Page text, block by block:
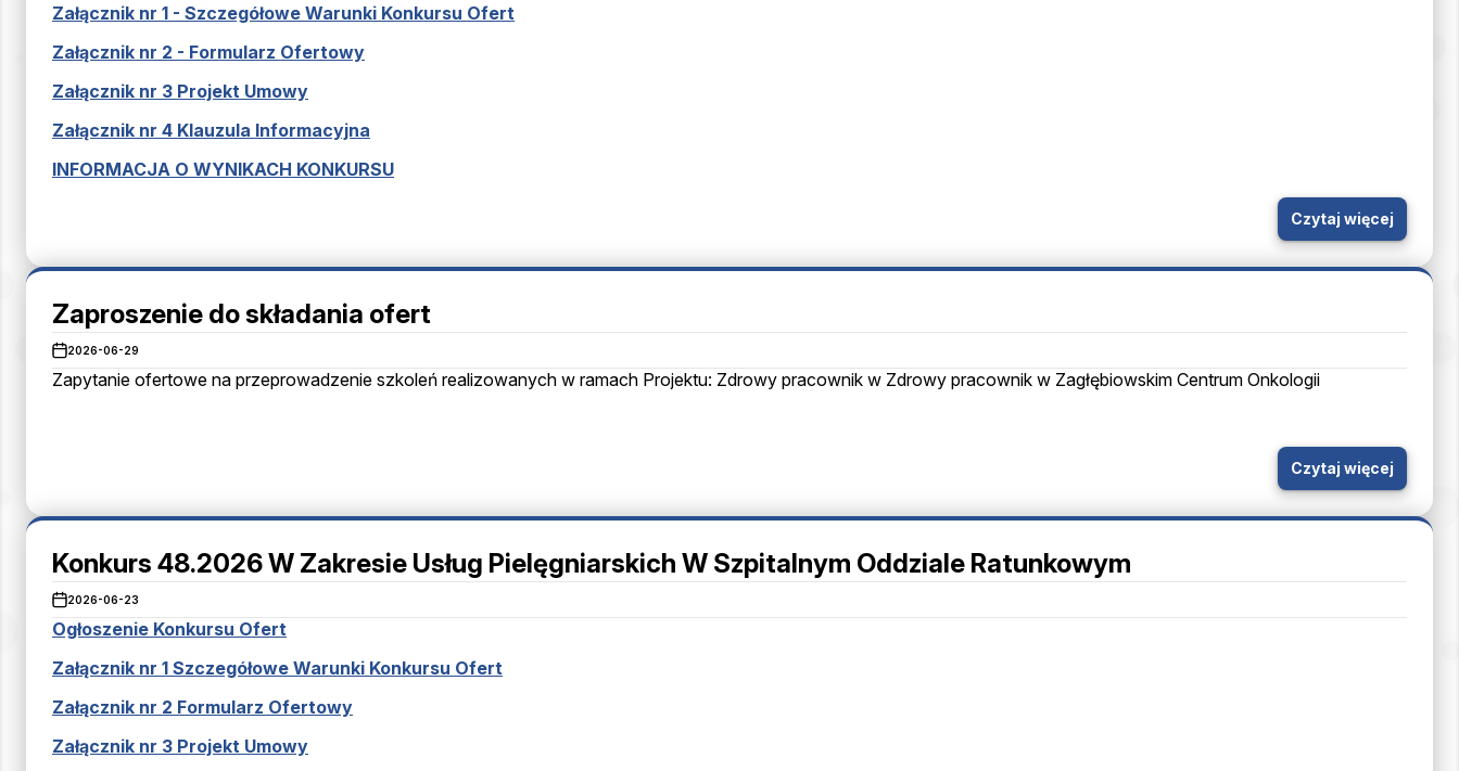
Załącznik nr 1 - Szczegółowe Warunki Konkursu Ofert
Załącznik nr 2 - Formularz Ofertowy
Załącznik nr 3 Projekt Umowy
Załącznik nr 4 Klauzula Informacyjna
INFORMACJA O WYNIKACH KONKURSU
Czytaj więcej
Zaproszenie do składania ofert
2026-06-29
Zapytanie ofertowe na przeprowadzenie szkoleń realizowanych w ramach Projektu: Zdrowy pracownik w Zdrowy pracownik w Zagłębiowskim Centrum Onkologii
Czytaj więcej
Konkurs 48.2026 W Zakresie Usług Pielęgniarskich W Szpitalnym Oddziale Ratunkowym
2026-06-23
Ogłoszenie Konkursu Ofert
Załącznik nr 1 Szczegółowe Warunki Konkursu Ofert
Załącznik nr 2 Formularz Ofertowy
Załącznik nr 3 Projekt Umowy